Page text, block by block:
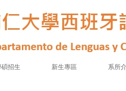
碩招生 新生專區 系所